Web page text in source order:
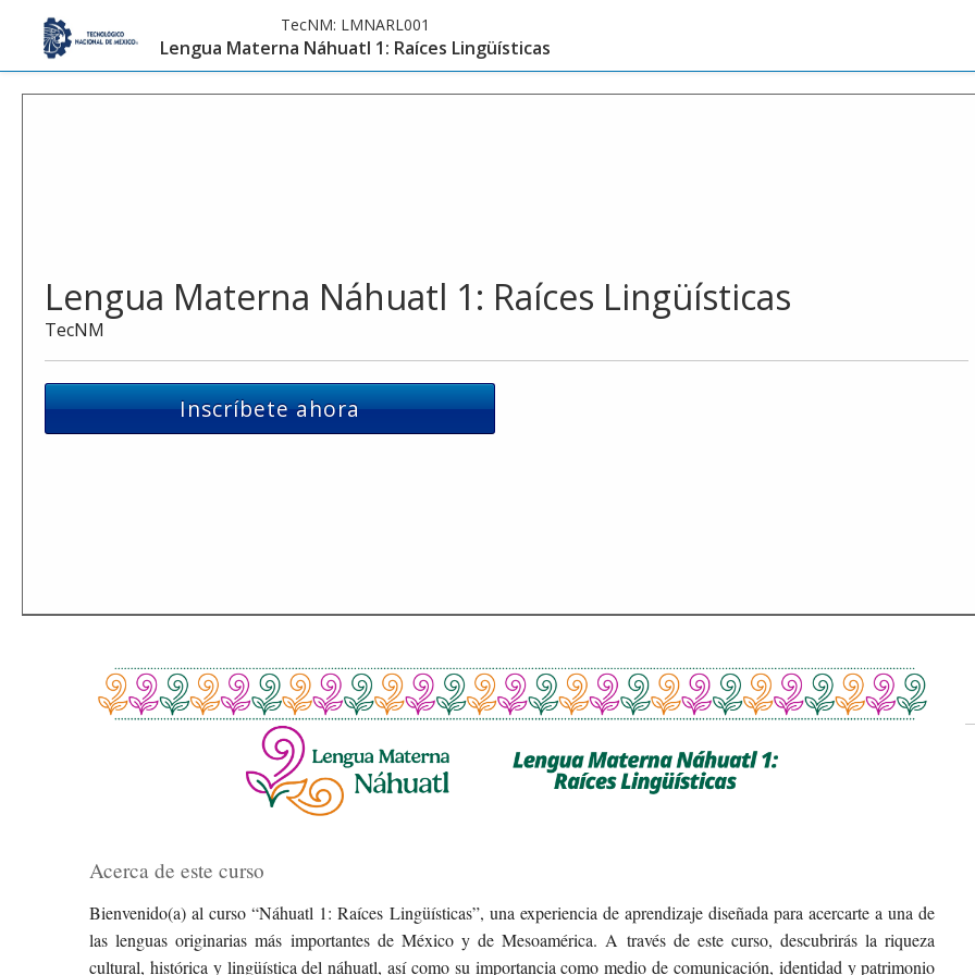
TecNM: LMNARL001
Lengua Materna Náhuatl 1: Raíces Lingüísticas
Lengua Materna Náhuatl 1: Raíces Lingüísticas
TecNM
Inscríbete ahora
Acerca de este curso
Bienvenido(a) al curso “Náhuatl 1: Raíces Lingüísticas”, una experiencia de aprendizaje diseñada para acercarte a una de
las lenguas originarias más importantes de México y de Mesoamérica. A través de este curso, descubrirás la riqueza
cultural, histórica y lingüística del náhuatl, así como su importancia como medio de comunicación, identidad y patrimonio